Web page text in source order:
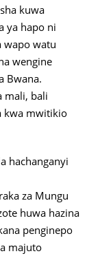
kuwa
ya hapo ni
wapo watu
wengine
Bwana.
mali, bali
kwa mwitikio
hachanganyi
za Mungu
huwa hazina
penginepo
majuto